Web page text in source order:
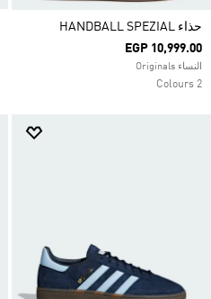
حذاء HANDBALL SPEZIAL
EGP 10,999.00
النساء Originals
2 Colours